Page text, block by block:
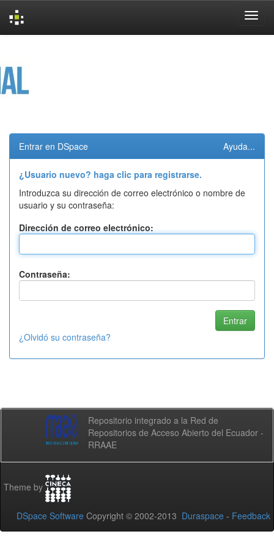
Entrar en DSpace Ayuda...
¿Usuario nuevo? haga clic para registrarse.
Introduzca su dirección de correo electrónico o nombre de
usuario y su contraseña:
Dirección de correo electrónico:
Contraseña:
¿Olvidó su contraseña?
Repositorio integrado a la Red de
Repositorios de Acceso Abierto del Ecuador -
RRAAE
Theme by
DSpace Software Copyright © 2002-2013 Duraspace - Feedback